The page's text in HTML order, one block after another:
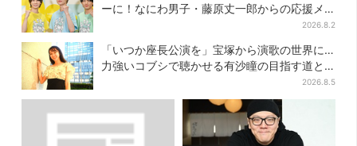
ーに！なにわ男子・藤原丈一郎からの応援メ
2026.8.2
「いつか座長公演を」宝塚から演歌の世界に…
力強いコブシで聴かせる有沙瞳の目指す道と
2026.8.5